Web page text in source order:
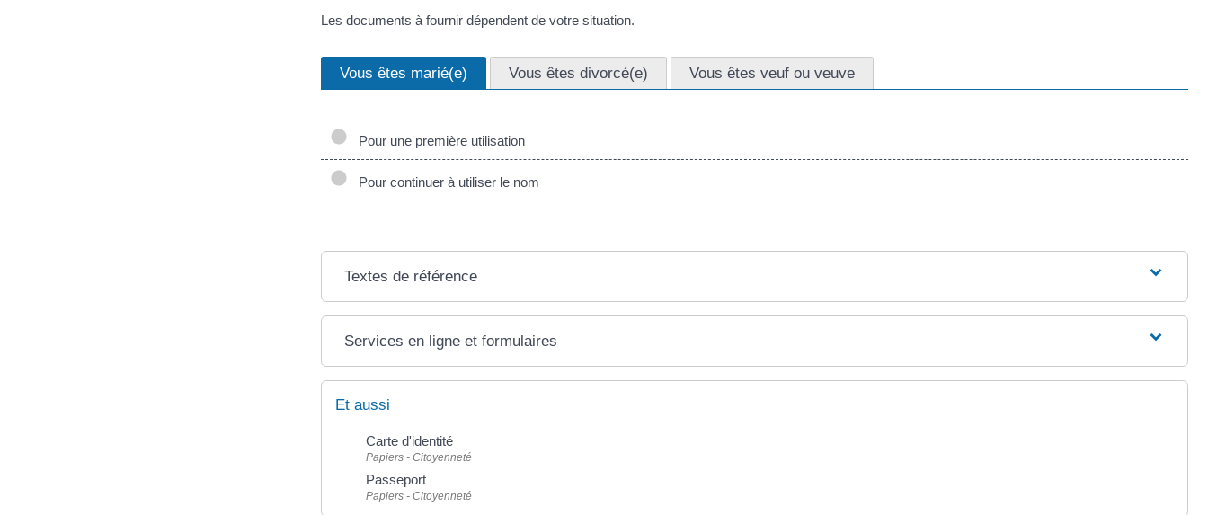
Les documents à fournir dépendent de votre situation.
Vous êtes marié(e) Vous êtes divorcé(e) Vous êtes veuf ou veuve
Pour une première utilisation
Pour continuer à utiliser le nom
Textes de référence
Services en ligne et formulaires
Et aussi
Carte d'identité
Papiers - Citoyenneté
Passeport
Papiers - Citoyenneté